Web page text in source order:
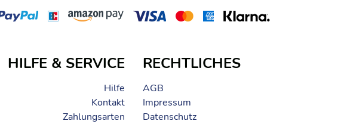
HILFE & SERVICE
Hilfe
Kontakt
Zahlungsarten
RECHTLICHES
AGB
Impressum
Datenschutz